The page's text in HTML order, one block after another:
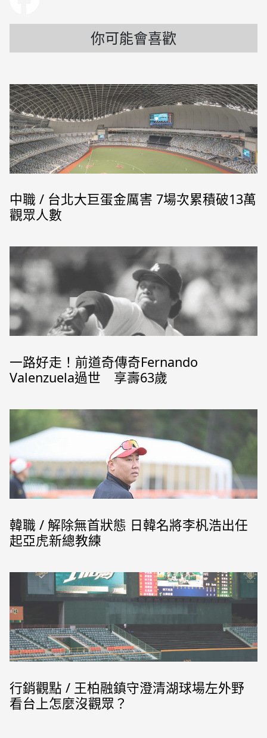
你可能會喜歡
中職 / 台北大巨蛋金厲害 7場次累積破13萬
觀眾人數
（圖/MLB)
一路好走！前道奇傳奇Fernando
Valenzuela過世 享壽63歲
韓職 / 解除無首狀態 日韓名將李杋浩出任
起亞虎新總教練
行銷觀點 / 王柏融鎮守澄清湖球場左外野
看台上怎麼沒觀眾？